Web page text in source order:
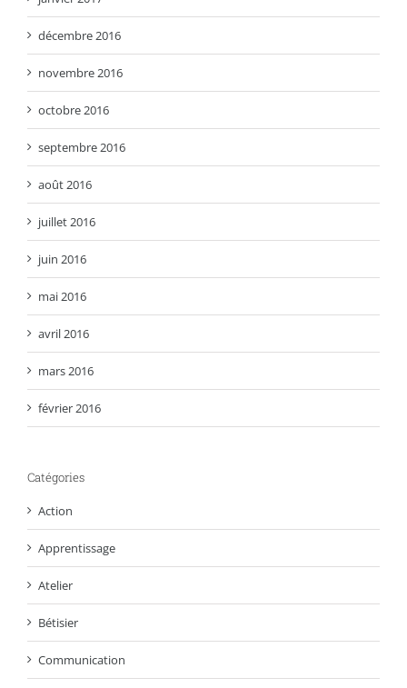
décembre 2016
novembre 2016
octobre 2016
septembre 2016
août 2016
juillet 2016
juin 2016
mai 2016
avril 2016
mars 2016
février 2016
Catégories
Action
Apprentissage
Atelier
Bétisier
Communication